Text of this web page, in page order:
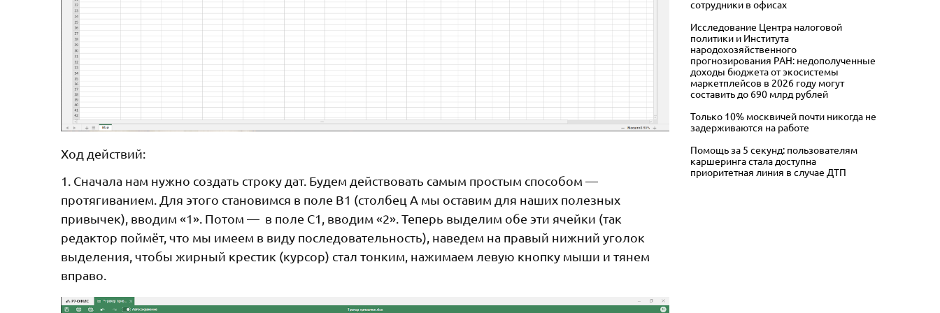
Ход действий:
1. Сначала нам нужно создать строку дат. Будем действовать самым простым способом —
протягиванием. Для этого становимся в поле B1 (столбец А мы оставим для наших полезных
привычек), вводим «1». Потом — в поле С1, вводим «2». Теперь выделим обе эти ячейки (так
редактор поймёт, что мы имеем в виду последовательность), наведем на правый нижний уголок
выделения, чтобы жирный крестик (курсор) стал тонким, нажимаем левую кнопку мыши и тянем
вправо.
сотрудники в офисах
Исследование Центра налоговой
политики и Института
народохозяйственного
прогнозирования РАН: недополученные
доходы бюджета от экосистемы
маркетплейсов в 2026 году могут
составить до 690 млрд рублей
Только 10% москвичей почти никогда не
задерживаются на работе
Помощь за 5 секунд: пользователям
каршеринга стала доступна
приоритетная линия в случае ДТП